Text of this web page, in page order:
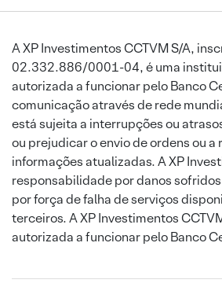
A XP Investimentos CCTVM S/A,
02.332.886/0001-04, é uma
autorizada a funcionar pelo Banco
comunicação através de rede
está sujeita a interrupções ou
ou prejudicar o envio de ordens ou a
informações atualizadas. A XP
responsabilidade por danos
por força de falha de serviços
terceiros. A XP Investimentos
autorizada a funcionar pelo Banco